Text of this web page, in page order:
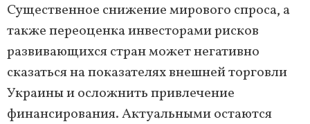
Существенное снижение мирового спроса, а
также переоценка инвесторами рисков
развивающихся стран может негативно
сказаться на показателях внешней торговли
Украины и осложнить привлечение
финансирования. Актуальными остаются